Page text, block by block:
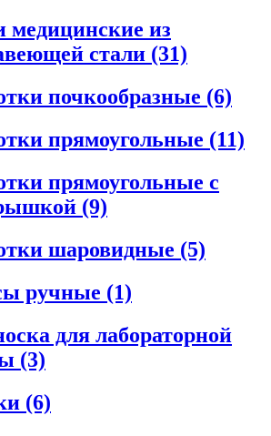
медицинские из
стали (31)
почкообразные (6)
прямоугольные (11)
прямоугольные с
(9)
шаровидные (5)
ручные (1)
для лабораторной
(3)
(6)